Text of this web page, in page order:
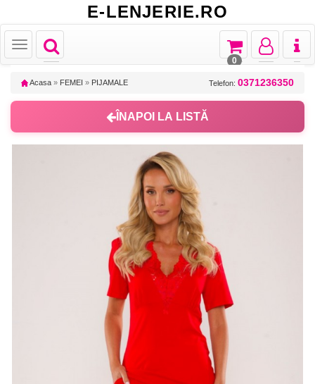
E-LENJERIE.RO
Toggle
navigation
Toggle
Toggle
navigation
Toggle
navigation
Toggle
navigation
0
Acasa » FEMEI » PIJAMALE Telefon: 0371236350
ÎNAPOI LA LISTĂ